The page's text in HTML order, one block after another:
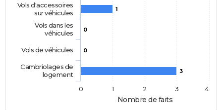
Nombre de faits
1
0
0
3
Vols d'accessoires
sur véhicules
Vols dans les
véhicules
Vols de véhicules
Cambriolages de
logement
0
1 2 3 4